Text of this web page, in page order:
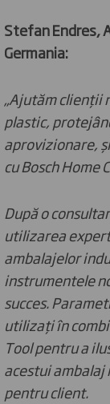
Stefan Endres,
Germania:
„Ajutăm clienții
plastic,
aprovizionare,
cu Bosch Home
După o
utilizarea
ambalajelor
instrumentele
succes.
utilizați în
Tool pentru a
acestui
pentru client.